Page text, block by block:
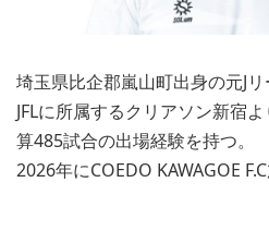
埼玉県比企郡嵐山町出身の元Jリ
JFLに所属するクリアソン新宿
算485試合の出場経験を持つ。
2026年にCOEDO KAWAGOE F.C